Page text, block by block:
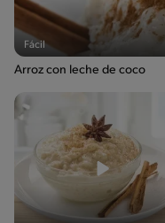
Fácil
Arroz con leche de coco